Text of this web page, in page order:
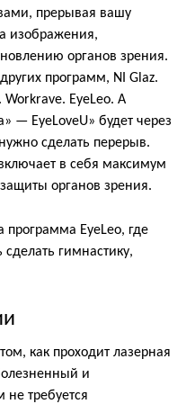
прерывая вашу
изображения,
органов зрения.
программ, NI Glaz.
Workrave. EyeLeo. А
— EyeLoveU» будет через
сделать перерыв.
в себя максимум
органов зрения.
EyeLeo, где
гимнастику,
как проходит лазерная
и
требуется